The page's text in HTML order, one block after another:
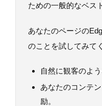
ための一般的なベス
あなたのページの
のことを試してみて
自然に観客のよ
あなたのコンテ
励。